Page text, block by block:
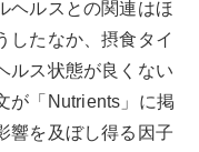
ヘルスとの関連はほ
したなか、摂食タイ
ルス状態が良くない
が「Nutrients」に掲
響を及ぼし得る因子